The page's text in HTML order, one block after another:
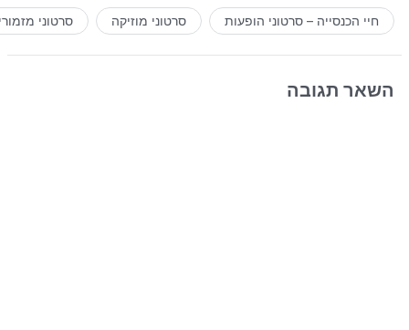
חיי הכנסייה – סרטוני הופעות סרטוני מוזיקה סרטוני
השאר תגובה